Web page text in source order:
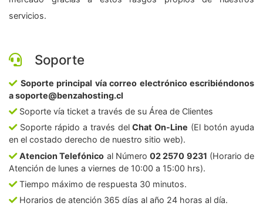
servicios.
Soporte
Soporte principal vía correo electrónico escribiéndonos
a soporte@benzahosting.cl
Soporte vía ticket a través de su Área de Clientes
Soporte rápido a través delChat On-Line (El botón ayuda
en el costado derecho de nuestro sitio web).
Atencion Telefónico al Número02 2570 9231 (Horario de
Atención de lunes a viernes de 10:00 a 15:00 hrs).
Tiempo máximo de respuesta 30 minutos.
Horarios de atención 365 días al año 24 horas al día.